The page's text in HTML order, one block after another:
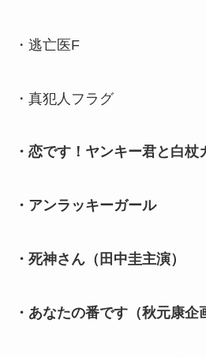
・逃亡医F
・真犯人フラグ
・恋です！ヤンキー君と白杖
・アンラッキーガール
・死神さん（田中圭主演）
・あなたの番です（秋元康企